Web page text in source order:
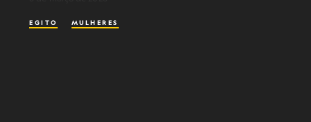
EGITO MULHERES